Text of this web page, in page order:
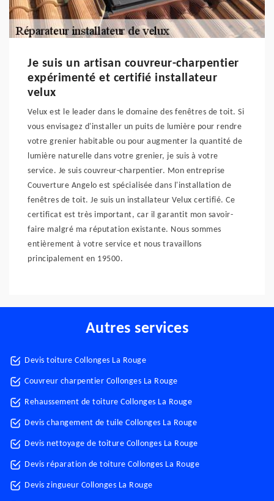
Je suis un artisan couvreur-charpentier
expérimenté et certifié installateur
velux
Velux est le leader dans le domaine des fenêtres de toit. Si
vous envisagez d'installer un puits de lumière pour rendre
votre grenier habitable ou pour augmenter la quantité de
lumière naturelle dans votre grenier, je suis à votre
service. Je suis couvreur-charpentier. Mon entreprise
Couverture Angelo est spécialisée dans l'installation de
fenêtres de toit. Je suis un installateur Velux certifié. Ce
certificat est très important, car il garantit mon savoir-
faire malgré ma réputation existante. Nous sommes
entièrement à votre service et nous travaillons
principalement en 19500.
Autres services
Devis toiture Collonges La Rouge
Couvreur charpentier Collonges La Rouge
Rehaussement de toiture Collonges La Rouge
Devis changement de tuile Collonges La Rouge
Devis nettoyage de toiture Collonges La Rouge
Devis réparation de toiture Collonges La Rouge
Devis zingueur Collonges La Rouge